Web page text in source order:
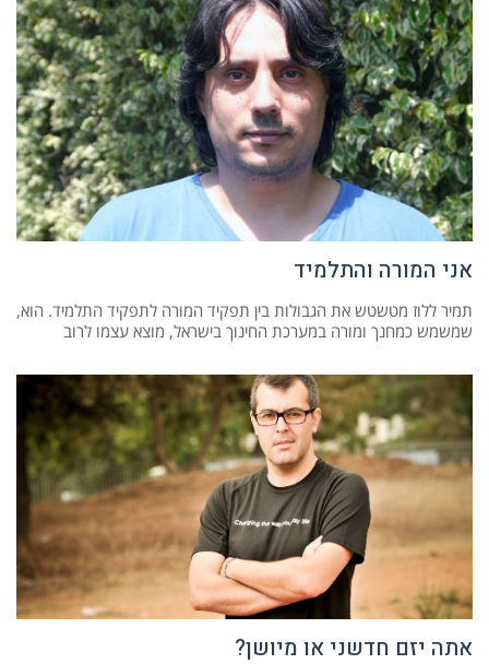
אני המורה והתלמיד
תמיר ללוז מטשטש את הגבולות בין תפקיד המורה לתפקיד התלמיד. הוא,
שמשמש כמחנך ומורה במערכת החינוך בישראל, מוצא עצמו לרוב
אתה יזם חדשני או מיושן?